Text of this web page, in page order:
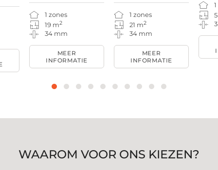
1 zones
19 m2
34 mm
MEER
INFORMATIE
1 zones
21 m2
34 mm
MEER
INFORMATIE
WAAROM VOOR ONS KIEZEN?